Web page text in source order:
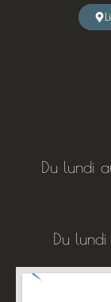
Du lundi
Du